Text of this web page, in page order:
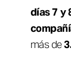
días 7 y
más de